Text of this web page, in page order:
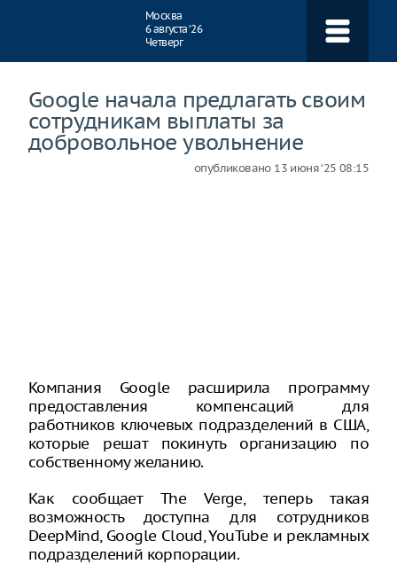
Москва
6 августа ‘26
Четверг
Google начала предлагать своим
сотрудникам выплаты за
добровольное увольнение
опубликовано 13 июня ‘25 08:15
Компания Google расширила программу
предоставления компенсаций для
работников ключевых подразделений в США,
которые решат покинуть организацию по
собственному желанию.
Как сообщает The Verge, теперь такая
возможность доступна для сотрудников
DeepMind, Google Cloud, YouTube и рекламных
подразделений корпорации.